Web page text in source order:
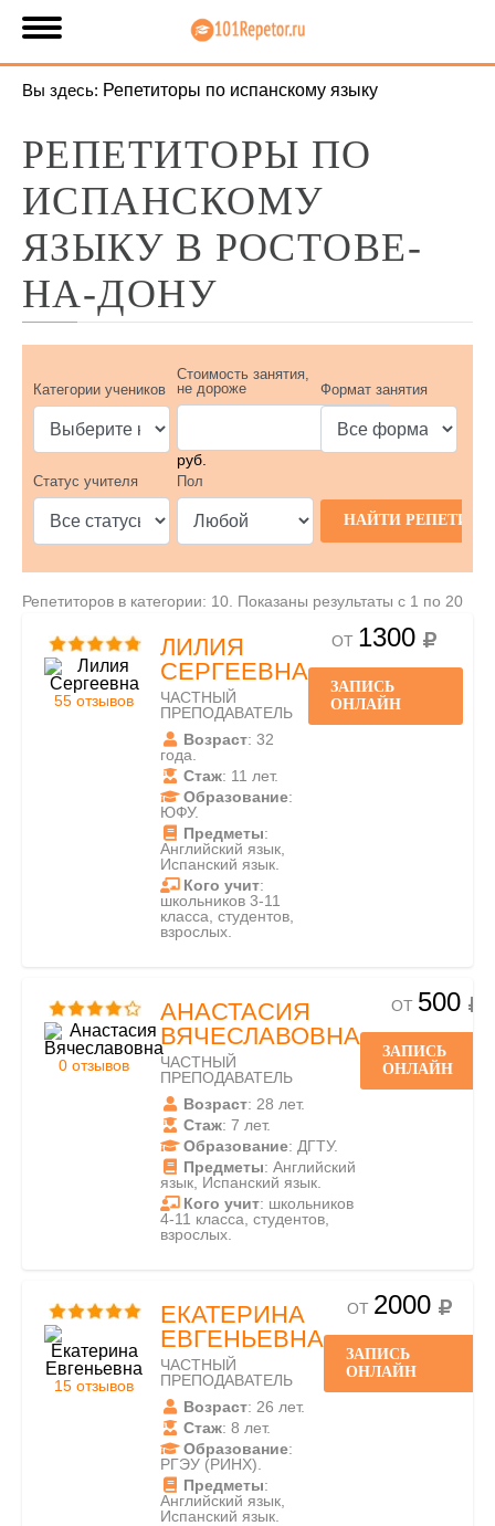
Вы здесь: Репетиторы по испанскому языку
РЕПЕТИТОРЫ ПО
ИСПАНСКОМУ
ЯЗЫКУ В РОСТОВЕ-
НА-ДОНУ
Категории учеников
Стоимость занятия,
не дороже
руб.
Формат занятия
Статус учителя Пол
Репетиторов в категории: 10. Показаны результаты с 1 по 20
55 отзывов
ЛИЛИЯ
СЕРГЕЕВНА
ЧАСТНЫЙ
ПРЕПОДАВАТЕЛЬ
Возраст: 32
года.
Стаж: 11 лет.
Образование:
ЮФУ.
Предметы:
Английский язык,
Испанский язык.
Кого учит:
школьников 3-11
класса, студентов,
взрослых.
ОТ 1300
ЗАПИСЬ
ОНЛАЙН
0 отзывов
АНАСТАСИЯ
ВЯЧЕСЛАВОВНА
ЧАСТНЫЙ
ПРЕПОДАВАТЕЛЬ
Возраст: 28 лет.
Стаж: 7 лет.
Образование: ДГТУ.
Предметы: Английский
язык, Испанский язык.
Кого учит: школьников
4-11 класса, студентов,
взрослых.
ОТ 500
ЗАПИСЬ
ОНЛАЙН
15 отзывов
ЕКАТЕРИНА
ЕВГЕНЬЕВНА
ЧАСТНЫЙ
ПРЕПОДАВАТЕЛЬ
Возраст: 26 лет.
Стаж: 8 лет.
Образование:
РГЭУ (РИНХ).
Предметы:
Английский язык,
Испанский язык.
ОТ 2000
ЗАПИСЬ
ОНЛАЙН